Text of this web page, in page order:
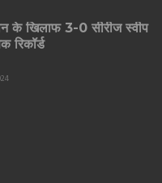
के खिलाफ 3-0 सीरीज स्वीप
रिकॉर्ड